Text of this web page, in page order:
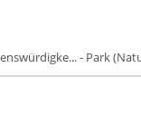
- Park